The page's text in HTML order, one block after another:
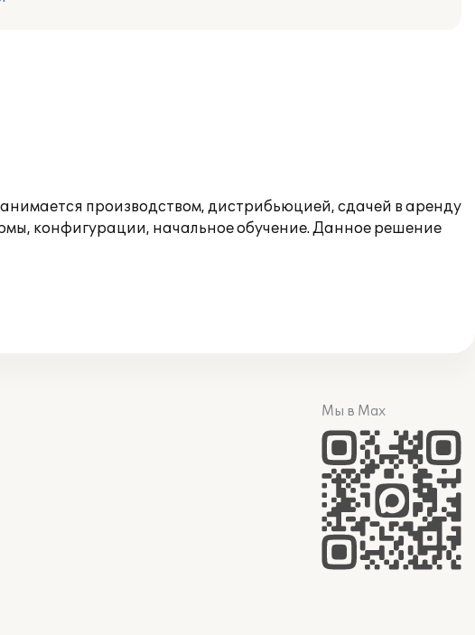
производством, дистрибьюцией, сдачей в аренду
конфигурации, начальное обучение. Данное решение
Мы в Max